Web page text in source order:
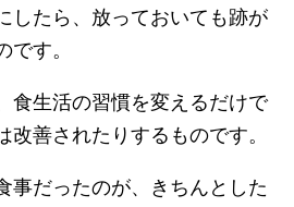
したら、放っておいても跡が
です。
食生活の習慣を変えるだけで
改善されたりするものです。
事だったのが、きちんとした